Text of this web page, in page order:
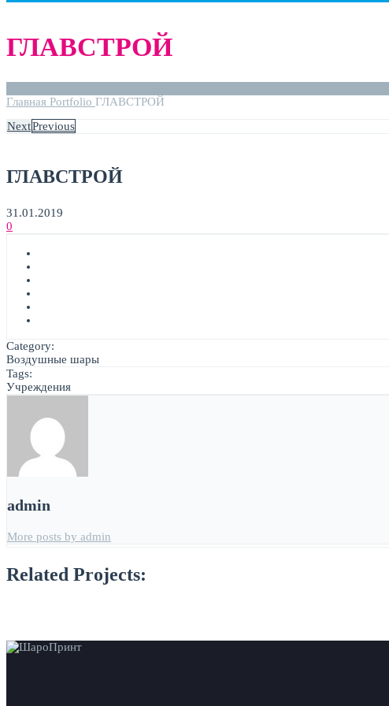
ГЛАВСТРОЙ
Главная Portfolio ГЛАВСТРОЙ
NextPrevious
ГЛАВСТРОЙ
31.01.2019
0
Category:
Воздушные шары
Tags:
Учреждения
admin
More posts by admin
Related Projects: